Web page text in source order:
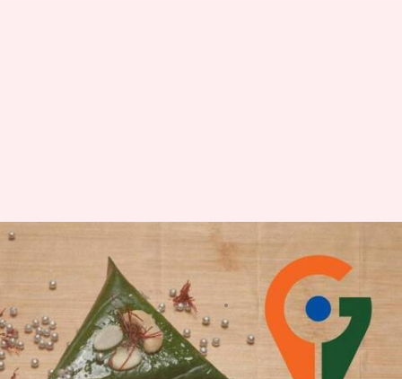
బనారస్ పాన్, లాంగ్డా మామిడి రకానికి
జీఐ ట్యాగ్
Sriram Pranateja Apr 04, 2023 04:41 pm
ఈ వార్తాకథనం ఏంటి